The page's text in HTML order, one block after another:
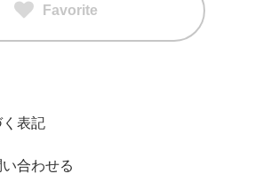
Favorite
表記
合わせる